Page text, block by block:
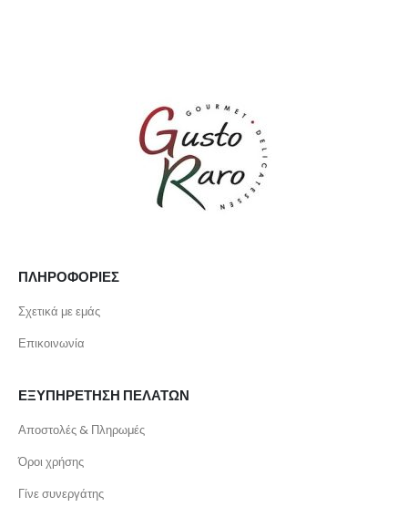
ΠΛΗΡΟΦΟΡΙΕΣ
Σχετικά με εμάς
Επικοινωνία
ΕΞΥΠΗΡΕΤΗΣΗ ΠΕΛΑΤΩΝ
Αποστολές & Πληρωμές
Όροι χρήσης
Γίνε συνεργάτης